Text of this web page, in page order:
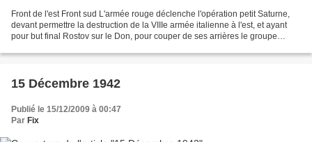
Front de l'est Front sud L'armée rouge déclenche l'opération petit Saturne,
devant permettre la destruction de la VIIIe armée italienne à l'est, et ayant
pour but final Rostov sur le Don, pour couper de ses arrières le groupe
15 Décembre 1942
Publié le 15/12/2009 à 00:47
Par Fix